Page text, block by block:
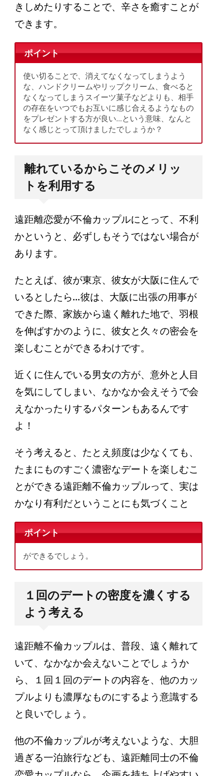
きしめたりすることで、辛さを癒すことが
できます。
ポイント
使い切ることで、消えてなくなってしまうよう
な、ハンドクリームやリップクリーム、食べると
なくなってしまうスイーツ菓子などよりも、相手
の存在をいつでもお互いに感じ合えるようなもの
をプレゼントする方が良い…という意味、なんと
なく感じとって頂けましたでしょうか？
離れているからこそのメリッ
トを利用する
遠距離恋愛が不倫カップルにとって、不利
かというと、必ずしもそうではない場合が
あります。
たとえば、彼が東京、彼女が大阪に住んで
いるとしたら…彼は、大阪に出張の用事が
できた際、家族から遠く離れた地で、羽根
を伸ばすかのように、彼女と久々の密会を
楽しむことができるわけです。
近くに住んでいる男女の方が、意外と人目
を気にしてしまい、なかなか会えそうで会
えなかったりするパターンもあるんです
よ！
そう考えると、たとえ頻度は少なくても、
たまにものすごく濃密なデートを楽しむこ
とができる遠距離不倫カップルって、実は
かなり有利だということにも気づくこと
ポイント
ができるでしょう。
１回のデートの密度を濃くする
よう考える
遠距離不倫カップルは、普段、遠く離れて
いて、なかなか会えないことでしょうか
ら、１回１回のデートの内容を、他のカッ
プルよりも濃厚なものにするよう意識する
と良いでしょう。
他の不倫カップルが考えないような、大胆
過ぎる一泊旅行なども、遠距離同士の不倫